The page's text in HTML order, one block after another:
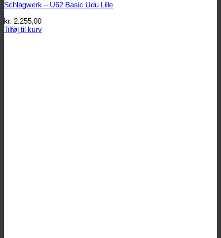
Schlagwerk – U62 Basic Udu Lille
kr. 2.255,00
Tilføj til kurv